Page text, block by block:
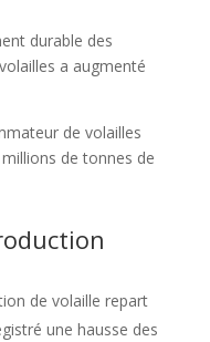
durable des
a augmenté
de volailles
de tonnes de
de volaille repart
une hausse des